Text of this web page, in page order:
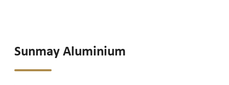
Sunmay Aluminium